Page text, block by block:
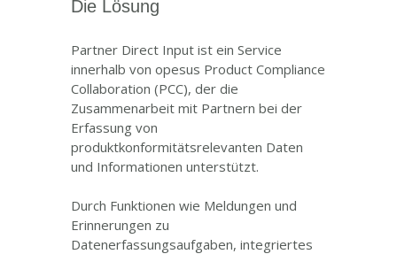
Die Lösung
Partner Direct Input ist ein Service
innerhalb von opesus Product Compliance
Collaboration (PCC), der die
Zusammenarbeit mit Partnern bei der
Erfassung von
produktkonformitätsrelevanten Daten
und Informationen unterstützt.
Durch Funktionen wie Meldungen und
Erinnerungen zu
Datenerfassungsaufgaben, integriertes